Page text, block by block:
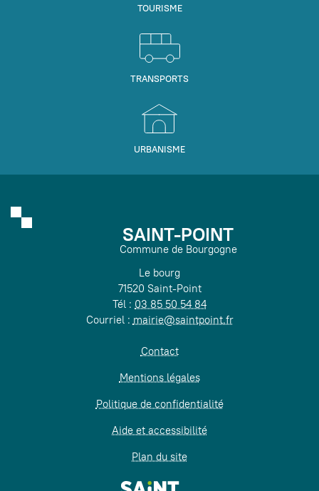
TOURISME
TRANSPORTS
URBANISME
SAINT-POINT
Commune de Bourgogne
Le bourg
71520 Saint-Point
Tél : 03 85 50 54 84
Courriel : mairie@saintpoint.fr
Contact
Mentions légales
Politique de confidentialité
Aide et accessibilité
Plan du site